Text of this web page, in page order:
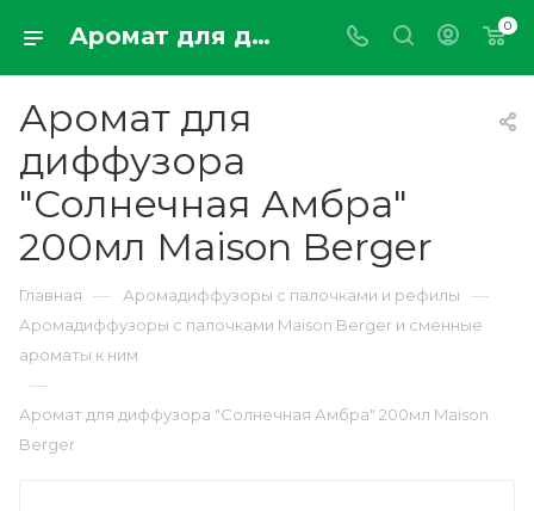
Аромат для диффузора "Солнечная Амбра" 200мл Maison Berger 0
Аромат для
диффузора
"Солнечная Амбра"
200мл Maison Berger
Главная — Аромадиффузоры с палочками и рефилы —
Аромадиффузоры с палочками Maison Berger и сменные
ароматы к ним
—
Аромат для диффузора "Солнечная Амбра" 200мл Maison
Berger